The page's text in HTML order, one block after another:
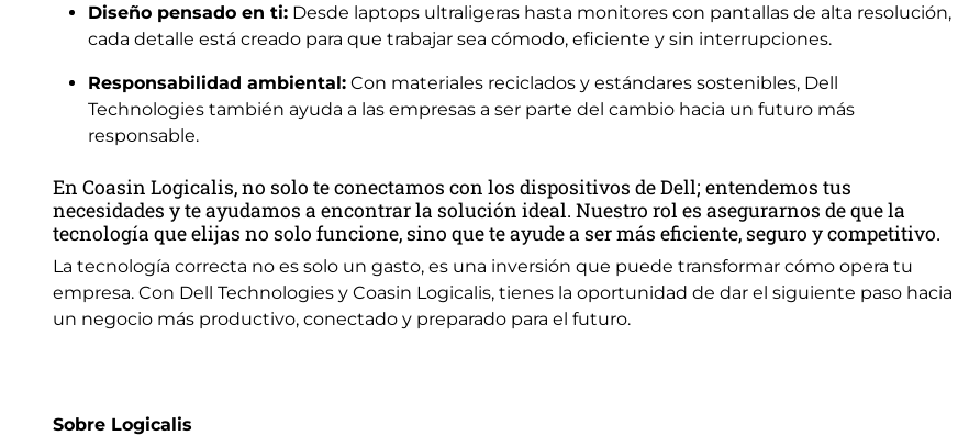
Diseño pensado en ti: Desde laptops ultraligeras hasta monitores con pantallas de alta resolución,
cada detalle está creado para que trabajar sea cómodo, eficiente y sin interrupciones.
Responsabilidad ambiental: Con materiales reciclados y estándares sostenibles, Dell
Technologies también ayuda a las empresas a ser parte del cambio hacia un futuro más
responsable.
En Coasin Logicalis, no solo te conectamos con los dispositivos de Dell; entendemos tus
necesidades y te ayudamos a encontrar la solución ideal. Nuestro rol es asegurarnos de que la
tecnología que elijas no solo funcione, sino que te ayude a ser más eficiente, seguro y competitivo.
La tecnología correcta no es solo un gasto, es una inversión que puede transformar cómo opera tu
empresa. Con Dell Technologies y Coasin Logicalis, tienes la oportunidad de dar el siguiente paso hacia
un negocio más productivo, conectado y preparado para el futuro.
Sobre Logicalis